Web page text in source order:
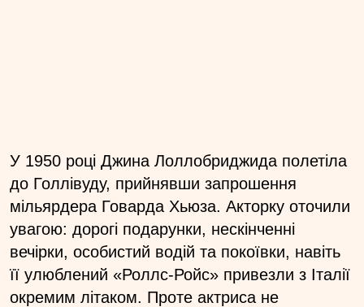
У 1950 році Джина Лоллобриджида полетіла
до Голлівуду, прийнявши запрошення
мільярдера Говарда Хьюза. Акторку оточили
увагою: дорогі подарунки, нескінченні
вечірки, особистий водій та покоївки, навіть
її улюблений «Роллс-Ройс» привезли з Італії
окремим літаком. Проте актриса не